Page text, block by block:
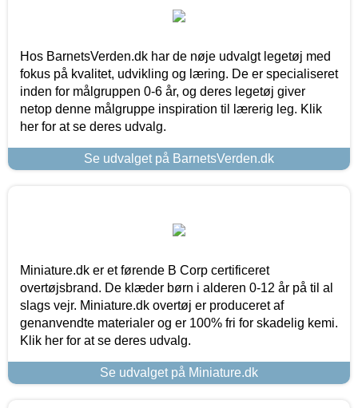
Hos BarnetsVerden.dk har de nøje udvalgt legetøj med
fokus på kvalitet, udvikling og læring. De er specialiseret
inden for målgruppen 0-6 år, og deres legetøj giver
netop denne målgruppe inspiration til lærerig leg. Klik
her for at se deres udvalg.
Se udvalget på BarnetsVerden.dk
Miniature.dk er et førende B Corp certificeret
overtøjsbrand. De klæder børn i alderen 0-12 år på til al
slags vejr. Miniature.dk overtøj er produceret af
genanvendte materialer og er 100% fri for skadelig kemi.
Klik her for at se deres udvalg.
Se udvalget på Miniature.dk